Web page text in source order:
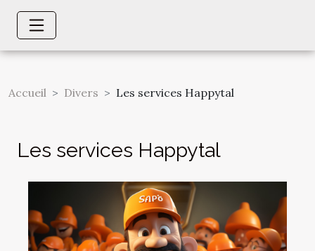
Accueil Divers Les services Happytal
Les services Happytal